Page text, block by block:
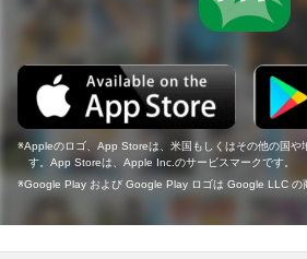
Appleのロゴ、App Storeは、米国もしくはその他の国
す。App Storeは、Apple Inc.のサービスマークです。
Google Play および Google Play ロゴは Google LLC の